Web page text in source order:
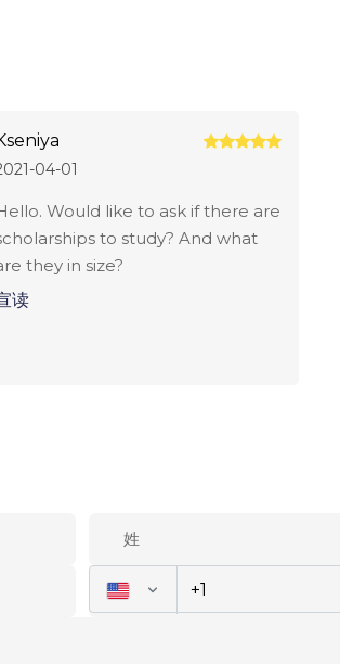
04-01
Would like to ask if there are
to study? And what
they in size?
读